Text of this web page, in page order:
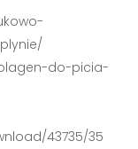
do-picia-
43735/35